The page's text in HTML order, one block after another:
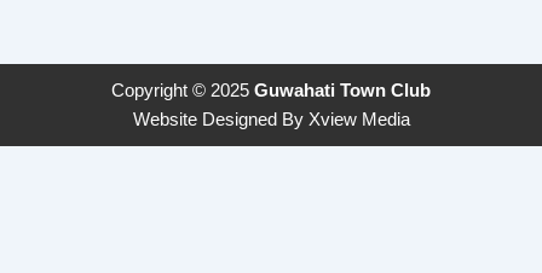
Copyright © 2025 Guwahati Town Club
Website Designed By Xview Media